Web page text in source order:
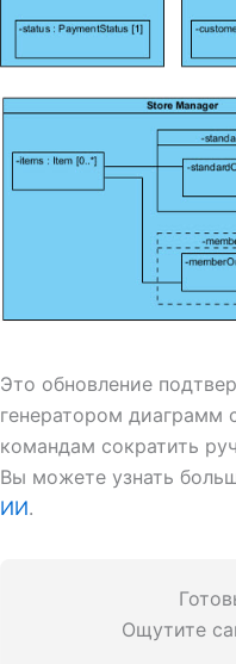
Это обновление
генератором диаграмм
командам сократить
Вы можете узнать
ИИ.
Ощутите